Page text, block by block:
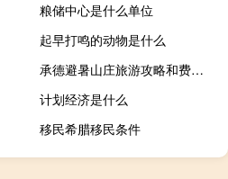
粮储中心是什么单位
起早打鸣的动物是什么
承德避暑山庄旅游攻略和费用 承德避暑山庄旅游攻略
计划经济是什么
移民希腊移民条件